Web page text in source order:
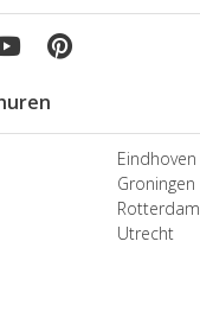
Eindhoven
Groningen
Rotterdam
Utrecht